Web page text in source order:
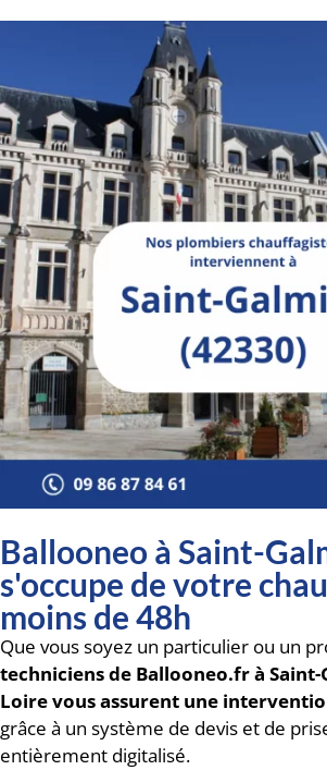
Ballooneo à Saint-
s'occupe de votre
moins de 48h
Que vous soyez un particulier ou un
techniciens de Ballooneo.fr à Saint-
Loire vous assurent une
grâce à un système de devis et de
entièrement digitalisé.